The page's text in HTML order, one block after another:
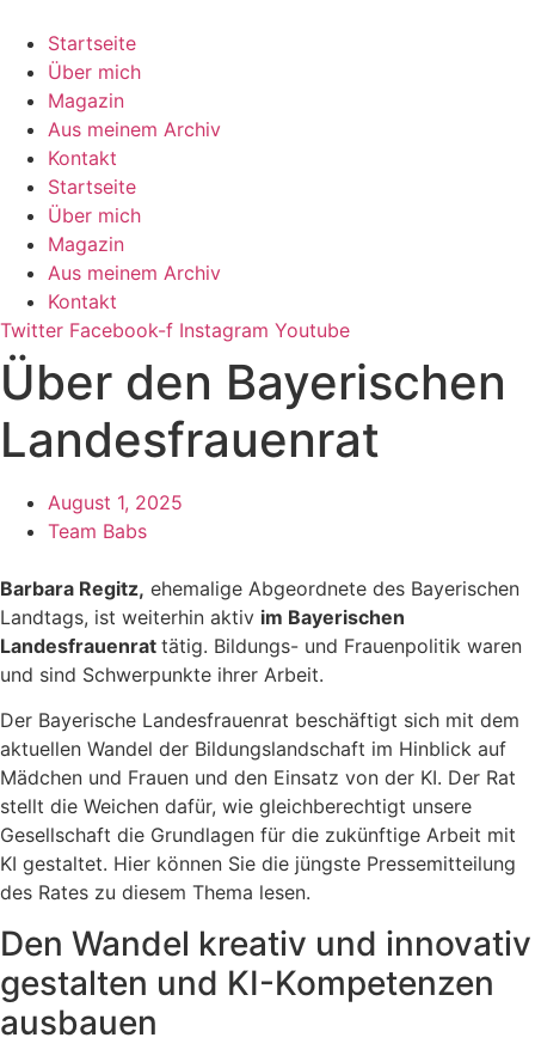
Inhalt
springen
Startseite
Über mich
Magazin
Aus meinem Archiv
Kontakt
Startseite
Über mich
Magazin
Aus meinem Archiv
Kontakt
Twitter Facebook-f Instagram Youtube
Über den Bayerischen
Landesfrauenrat
August 1, 2025
Team Babs
Barbara Regitz, ehemalige Abgeordnete des Bayerischen
Landtags, ist weiterhin aktiv im Bayerischen
Landesfrauenrat tätig. Bildungs- und Frauenpolitik waren
und sind Schwerpunkte ihrer Arbeit.
Der Bayerische Landesfrauenrat beschäftigt sich mit dem
aktuellen Wandel der Bildungslandschaft im Hinblick auf
Mädchen und Frauen und den Einsatz von der KI. Der Rat
stellt die Weichen dafür, wie gleichberechtigt unsere
Gesellschaft die Grundlagen für die zukünftige Arbeit mit
KI gestaltet. Hier können Sie die jüngste Pressemitteilung
des Rates zu diesem Thema lesen.
Den Wandel kreativ und innovativ
gestalten und KI-Kompetenzen
ausbauen